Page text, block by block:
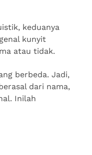
keduanya
kunyit
atau tidak.
berbeda. Jadi,
dari nama,
Inilah